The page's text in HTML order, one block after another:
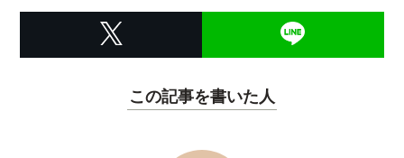
この記事を書いた人